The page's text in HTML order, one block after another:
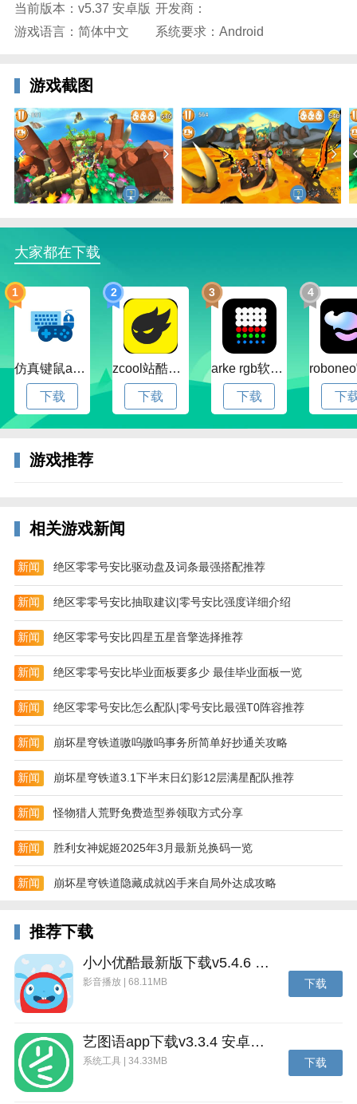
数。
菲利下山记手机版游戏介绍
《菲利下山记》（FailyTumbler）是一款虐心跑酷游
戏。在看过菲利驾驶汽车和摩托车大显身手后，我们来
瞅瞅远古一家人的生活！在寻找恐龙蛋的时候，你打扰
到了强大的火山，并被甩到了山的侧面。你必须“翻
滚”着下山，避开障碍物和危险，不能被岩浆追上。在
这个以物理学为基础的布偶游戏中，你必须设法通过各
激。
大耕火种的生活，但是隔壁的小山突然喷发出红红的岩
菲利下山记游戏特色
1、沿途的道具收集起来在你关键的时候；
2、火山爆发赶紧往高处跑找到山洞躲避；
3、不断越过关卡，保证你的等级提升。
菲利下山记新手攻略
1.主角的跑酷姿势非常奇葩，不过这是正常的设定。在
起的方向，而且按左右键操作方向也会比较困难，需要
2.我们可以获得道具来帮助我们跑酷，道具都会在地图
上有提示，吃到以后可以点击右侧的道具小图标来使
用。最为常见且实用的道具就是飞行翼了，穿越岩浆或
者断层非常好用。
3.在跑酷过程中死亡条件有几种：碰到仙人掌刺，落到
跑道外围，碰到岩浆或跑太慢被岩浆追上，碰到其他致
当前版本：v5.37 安卓版 开发商：
游戏语言：简体中文
系统要求：Android
游戏截图
大家都在下载
1
仿真键鼠app官方版下载v1.4.3.58 安卓最新版
下载
2
zcool站酷官方版下载v5.15.0 安卓最新版本
下载
3
arke rgb软件下载v20.0 安卓版
下载
4
下
游戏推荐
相关游戏新闻
新闻 绝区零零号安比驱动盘及词条最强搭配推荐
新闻 绝区零零号安比抽取建议|零号安比强度详细介绍
新闻 绝区零零号安比四星五星音擎选择推荐
新闻 绝区零零号安比毕业面板要多少 最佳毕业面板一览
新闻 绝区零零号安比怎么配队|零号安比最强T0阵容推荐
新闻 崩坏星穹铁道嗷呜嗷呜事务所简单好抄通关攻略
新闻 崩坏星穹铁道3.1下半末日幻影12层满星配队推荐
新闻 怪物猎人荒野免费造型券领取方式分享
新闻 胜利女神妮姬2025年3月最新兑换码一览
新闻 崩坏星穹铁道隐藏成就凶手来自局外达成攻略
推荐下载
小小优酷最新版下载v5.4.6 安卓官方版
影音播放 | 68.11MB 下载
艺图语app下载v3.3.4 安卓免费版
系统工具 | 34.33MB 下载